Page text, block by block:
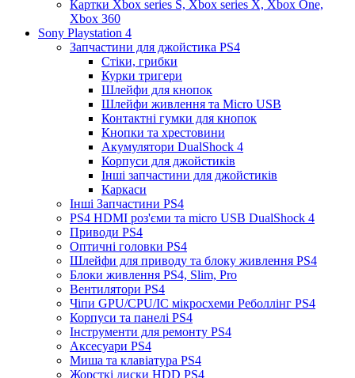
Картки Xbox series S, Xbox series X, Xbox One,
Xbox 360
Sony Playstation 4
Запчастини для джойстика PS4
Стіки, грибки
Курки тригери
Шлейфи для кнопок
Шлейфи живлення та Micro USB
Контактні гумки для кнопок
Кнопки та хрестовини
Акумулятори DualShock 4
Корпуси для джойстиків
Інші запчастини для джойстиків
Каркаси
Інші Запчастини PS4
PS4 HDMI роз'єми та micro USB DualShock 4
Приводи PS4
Оптичні головки PS4
Шлейфи для приводу та блоку живлення PS4
Блоки живлення PS4, Slim, Pro
Вентилятори PS4
Чіпи GPU/CPU/IC мікросхеми Реболлінг PS4
Корпуси та панелі PS4
Інструменти для ремонту PS4
Аксесуари PS4
Миша та клавіатура PS4
Жорсткі диски HDD PS4